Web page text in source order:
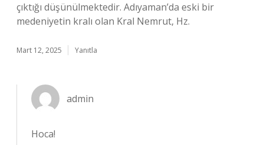
çıktığı düşünülmektedir. Adıyaman’da eski bir
medeniyetin kralı olan Kral Nemrut, Hz.
Mart 12, 2025 Yanıtla
admin
Hoca!